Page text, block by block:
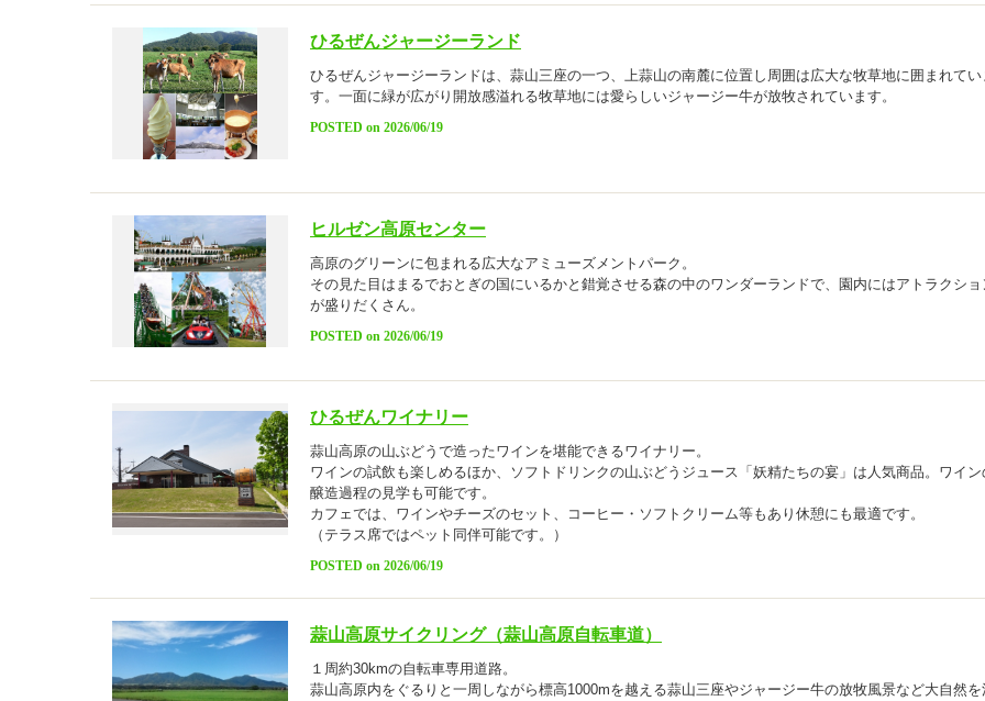
ひるぜんジャージーランド
ひるぜんジャージーランドは、蒜山三座の一つ、上蒜山の南麓に位置し周囲は広大な牧草地に囲まれてい
す。一面に緑が広がり開放感溢れる牧草地には愛らしいジャージー牛が放牧されています。
POSTED on 2026/06/19
ヒルゼン高原センター
高原のグリーンに包まれる広大なアミューズメントパーク。
その見た目はまるでおとぎの国にいるかと錯覚させる森の中のワンダーランドで、園内にはアトラクショ
が盛りだくさん。
POSTED on 2026/06/19
ひるぜんワイナリー
蒜山高原の山ぶどうで造ったワインを堪能できるワイナリー。
ワインの試飲も楽しめるほか、ソフトドリンクの山ぶどうジュース「妖精たちの宴」は人気商品。ワイン
醸造過程の見学も可能です。
カフェでは、ワインやチーズのセット、コーヒー・ソフトクリーム等もあり休憩にも最適です。
（テラス席ではペット同伴可能です。）
POSTED on 2026/06/19
蒜山高原サイクリング（蒜山高原自転車道）
１周約30kmの自転車専用道路。
蒜山高原内をぐるりと一周しながら標高1000mを越える蒜山三座やジャージー牛の放牧風景など大自然を